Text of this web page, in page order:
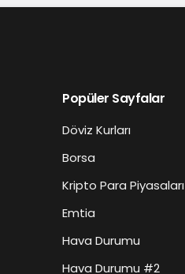
Popüler Sayfalar
Döviz Kurları
Borsa
Kripto Para Piyasaları
Emtia
Hava Durumu
Hava Durumu #2